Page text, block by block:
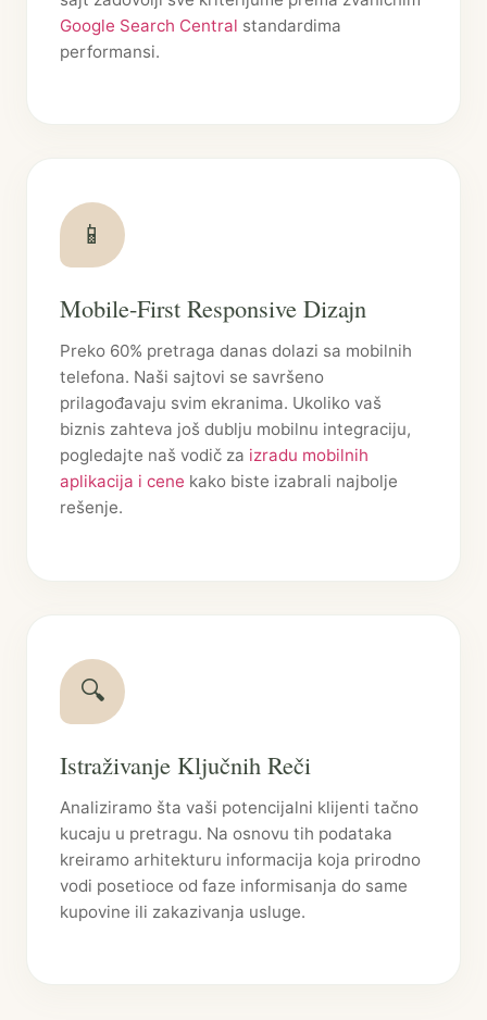
Google Search Central standardima
performansi.
📱
Mobile-First Responsive Dizajn
Preko 60% pretraga danas dolazi sa mobilnih
telefona. Naši sajtovi se savršeno
prilagođavaju svim ekranima. Ukoliko vaš
biznis zahteva još dublju mobilnu integraciju,
pogledajte naš vodič za izradu mobilnih
aplikacija i cene kako biste izabrali najbolje
rešenje.
🔍
Istraživanje Ključnih Reči
Analiziramo šta vaši potencijalni klijenti tačno
kucaju u pretragu. Na osnovu tih podataka
kreiramo arhitekturu informacija koja prirodno
vodi posetioce od faze informisanja do same
kupovine ili zakazivanja usluge.